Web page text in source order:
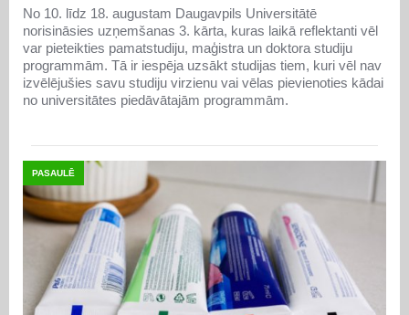
No 10. līdz 18. augustam Daugavpils Universitātē
norisināsies uzņemšanas 3. kārta, kuras laikā reflektanti vēl
var pieteikties pamatstudiju, maģistra un doktora studiju
programmām. Tā ir iespēja uzsākt studijas tiem, kuri vēl nav
izvēlējušies savu studiju virzienu vai vēlas pievienoties kādai
no universitātes piedāvātajām programmām.
PASAULĒ